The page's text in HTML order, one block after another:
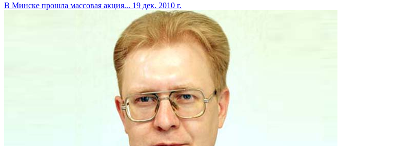
В Минске прошла массовая акция... 19 дек. 2010 г.